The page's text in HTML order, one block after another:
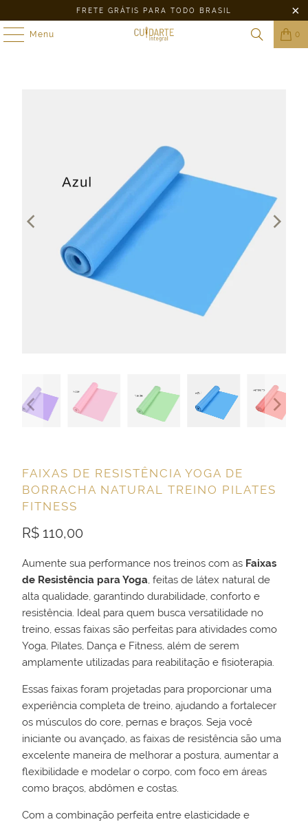
FRETE GRÁTIS PARA TODO BRASIL
Menu 0
FAIXAS DE RESISTÊNCIA YOGA DE
BORRACHA NATURAL TREINO PILATES
FITNESS
R$ 110,00
Aumente sua performance nos treinos com as Faixas
de Resistência para Yoga, feitas de látex natural de
alta qualidade, garantindo durabilidade, conforto e
resistência. Ideal para quem busca versatilidade no
treino, essas faixas são perfeitas para atividades como
Yoga, Pilates, Dança e Fitness, além de serem
amplamente utilizadas para reabilitação e fisioterapia.
Essas faixas foram projetadas para proporcionar uma
experiência completa de treino, ajudando a fortalecer
os músculos do core, pernas e braços. Seja você
iniciante ou avançado, as faixas de resistência são uma
excelente maneira de melhorar a postura, aumentar a
flexibilidade e modelar o corpo, com foco em áreas
como braços, abdômen e costas.
Com a combinação perfeita entre elasticidade e